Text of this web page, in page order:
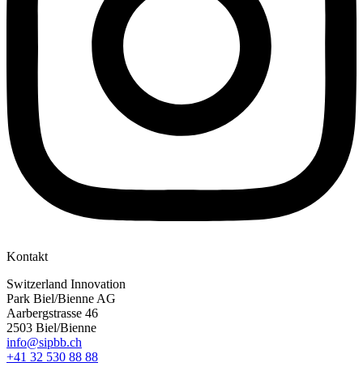
Kontakt
Switzerland Innovation
Park Biel/Bienne AG
Aarbergstrasse 46
2503 Biel/Bienne
info@sipbb.ch
+41 32 530 88 88